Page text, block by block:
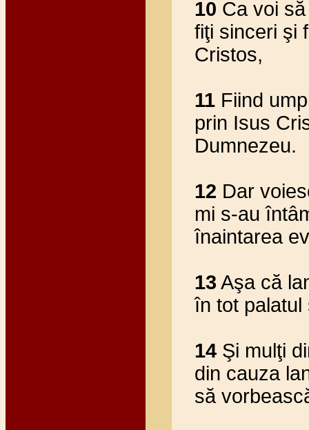
10 Ca voi
fiţi sinceri şi
Cristos,
11 Fiind
prin Isus
Dumnezeu.
12 Dar
mi s-au
înaintarea
13 Aşa că
în tot palatul
14 Şi mulţi
din cauza
să